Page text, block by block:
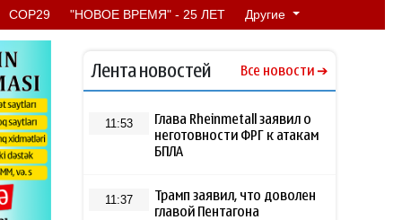
COP29 "НОВОЕ ВРЕМЯ" - 25 ЛЕТ Другие
Лента новостей Все новости
11:53
Глава Rheinmetall заявил о
неготовности ФРГ к атакам
БПЛА
11:37
Трамп заявил, что доволен
главой Пентагона